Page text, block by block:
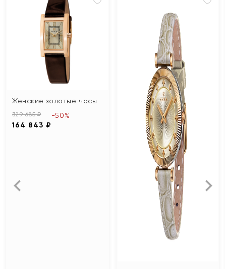
Женские золотые часы
329 685 ₽
164 843 ₽
-50%